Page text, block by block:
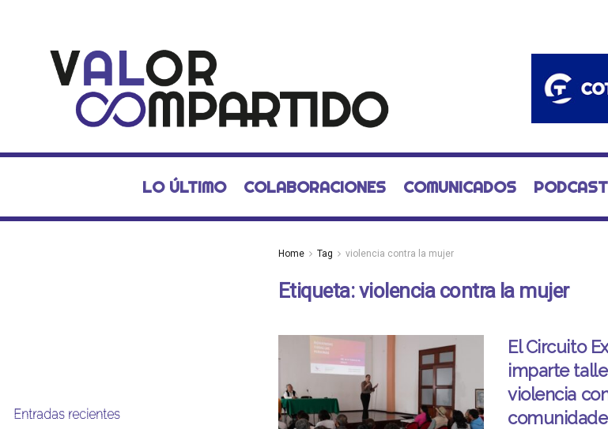
LO ÚLTIMO COLABORACIONES COMUNICADOS PODCAST
Home Tag violencia contra la mujer
Etiqueta:violencia contra la mujer
El Circuito
imparte
violencia
Entradas recientes